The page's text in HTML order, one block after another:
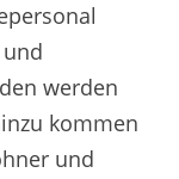
werden
kommen
und